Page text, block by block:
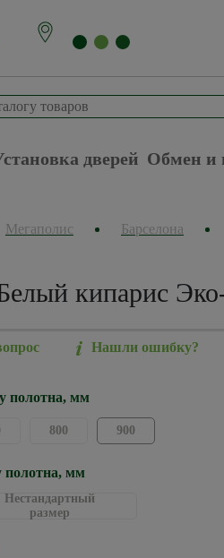
дверей Обмен и
Мегаполис Барселона
кипарис
Нашли ошибку?
полотна, мм
800 900
полотна, мм
Нестандартный
размер